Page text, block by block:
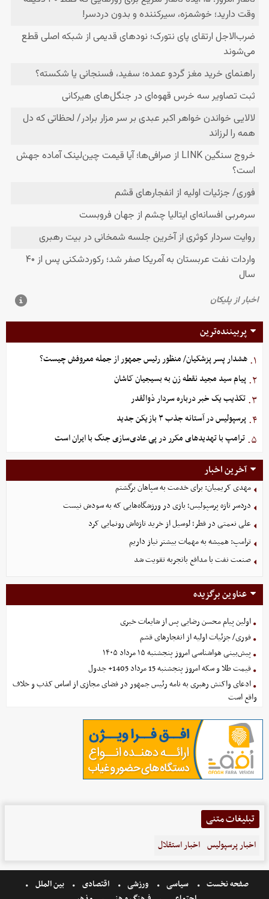
پربیننده‌ترین
۱. هشدار پسر پزشکیان/ منظور رئیس جمهور از جمله معروفش چیست؟
۲. پیام سید مجید نقطه زن به بسیجیان کاشان
۳. تکذیب یک خبر درباره سردار ذوالقدر
۴. پرسپولیس در آستانه جذب ۳ بازیکن جدید
۵. ترامپ با تهدیدهای مکرر در پی عادی‌سازی جنگ با ایران است
آخرین اخبار
مهدی کریمیان: برای خدمت به سپاهان برگشتم
دردسر تازه پرسپولیس؛ بازی در ورزشگاه‌هایی که به سودش نیست
علی نعمتی در قطر؛ لوسیل از خرید تازه‌اش رونمایی کرد
ترامپ: همیشه به مهمات بیشتر نیاز داریم
صنعت نفت با مدافع باتجربه تقویت شد
عناوین برگزیده
اولین پیام محسن رضایی پس از شایعات خبری
فوری/ جزئیات اولیه از انفجارهای قشم
پیش‌بینی هواشناسی امروز پنجشنبه ۱۵ مرداد ۱۴۰۵
قیمت طلا و سکه امروز پنجشنبه 15 مرداد 1405+ جدول
ادعای واکنش رهبری به نامه رئیس جمهور در فضای مجازی از اساس کذب و خلاف
واقع است
تبلیغات متنی
اخبار پرسپولیس اخبار استقلال
صفحه نخست سیاسی ورزشی اقتصادی
بین الملل